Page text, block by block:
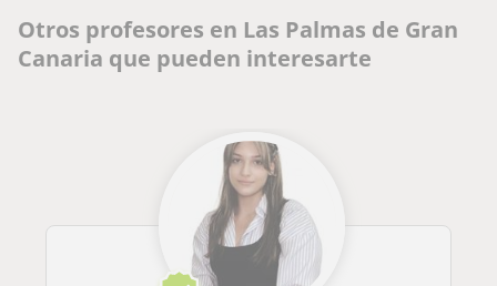
Otros profesores en Las Palmas de Gran
Canaria que pueden interesarte